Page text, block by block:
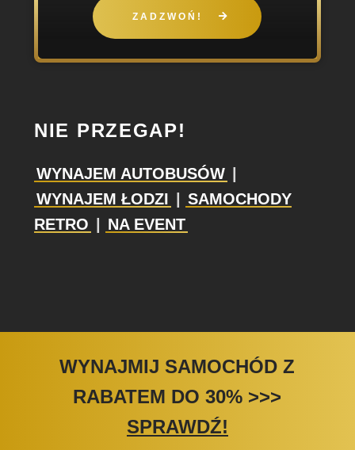
ZADZWOŃ!
NIE PRZEGAP!
WYNAJEM AUTOBUSÓW
WYNAJEM ŁODZI
SAMOCHODY
RETRO
NA EVENT
WYNAJMIJ SAMOCHÓD Z
RABATEM DO 30% >>>
SPRAWDŹ!